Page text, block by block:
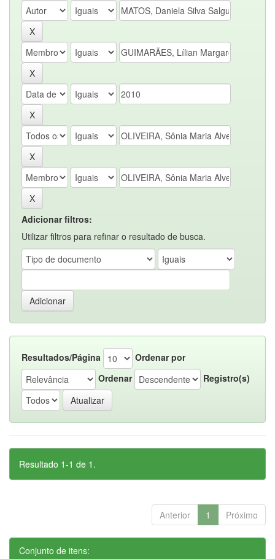
Adicionar filtros:
Utilizar filtros para refinar o resultado de busca.
Resultados/Página
Ordenar por
Ordenar
Registro(s)
Resultado 1-1 de 1.
Anterior 1 Próximo
Conjunto de itens: